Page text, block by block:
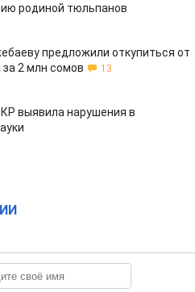
родиной тюльпанов
предложили откупиться от
за 2 млн сомов
13
выявила нарушения в